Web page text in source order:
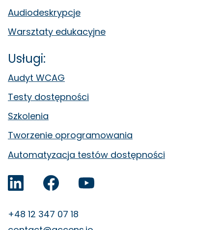
Audiodeskrypcje
Warsztaty edukacyjne
Usługi:
Audyt WCAG
Testy dostępności
Szkolenia
Tworzenie oprogramowania
Automatyzacja testów dostępności
Accens na LinkedIn
FacebookYouTube
+48 12 347 07 18